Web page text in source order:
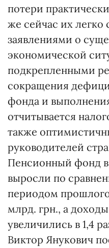
потери
же сейчас их легко
заявлениями о
экономической
подкрепленными
сокращения
фонда и
отчитывается
также
руководителей
Пенсионный фонд в
выросли по
периодом
млрд. грн., а
увеличились в 1,4
Виктор Янукович